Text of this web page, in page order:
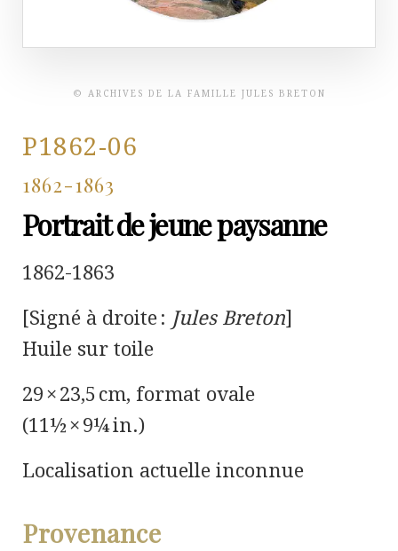
© ARCHIVES DE LA FAMILLE JULES BRETON
P1862-06
1862-1863
Portrait de jeune paysanne
1862-1863
[Signé à droite : Jules Breton]
Huile sur toile
29 × 23,5 cm, format ovale
(11½ × 9¼ in.)
Localisation actuelle inconnue
Provenance